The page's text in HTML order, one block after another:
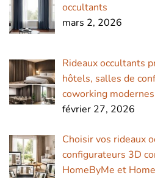
occultants
mars 2, 2026
Rideaux occultants
hôtels, salles de
coworking modernes
février 27, 2026
Choisir vos rideaux
configurateurs 3D
HomeByMe et